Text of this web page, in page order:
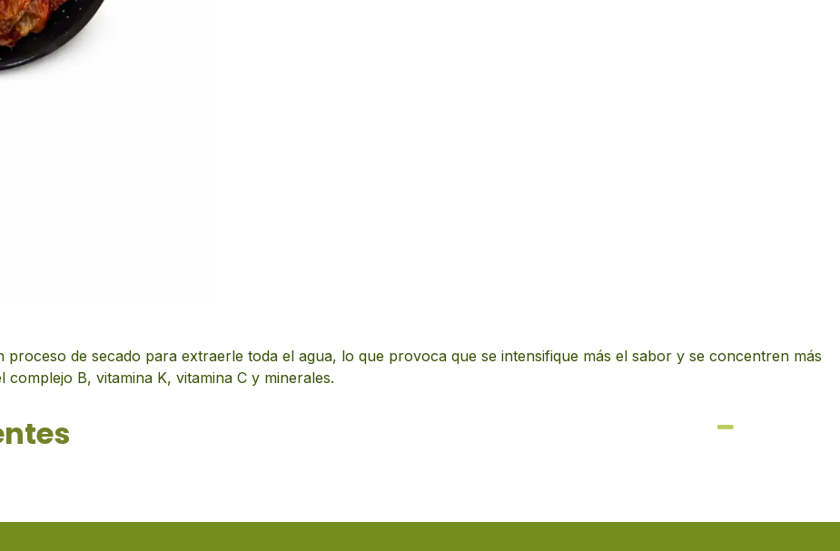
de secado para extraerle toda el agua, lo que provoca que se intensifique más el sabor y se concentren más
B, vitamina K, vitamina C y minerales.